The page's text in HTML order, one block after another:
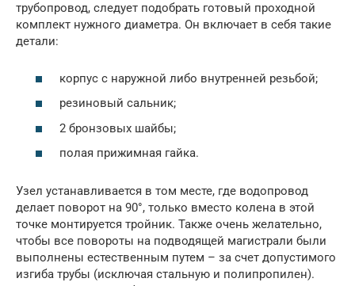
трубопровод, следует подобрать готовый проходной
комплект нужного диаметра. Он включает в себя такие
детали:
корпус с наружной либо внутренней резьбой;
резиновый сальник;
2 бронзовых шайбы;
полая прижимная гайка.
Узел устанавливается в том месте, где водопровод
делает поворот на 90°, только вместо колена в этой
точке монтируется тройник. Также очень желательно,
чтобы все повороты на подводящей магистрали были
выполнены естественным путем – за счет допустимого
изгиба трубы (исключая стальную и полипропилен).